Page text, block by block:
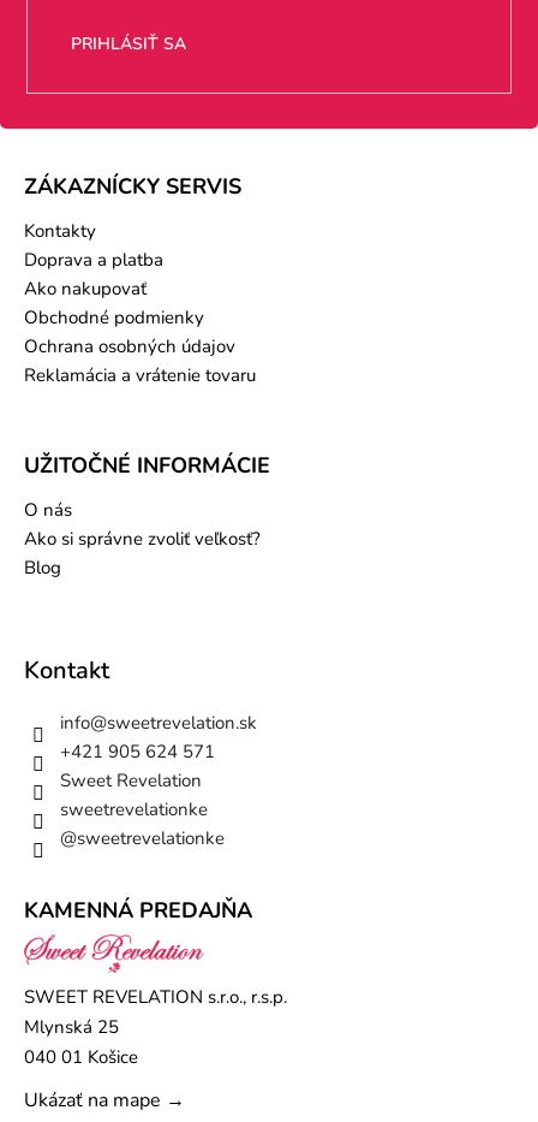
PRIHLÁSIŤ SA
ZÁKAZNÍCKY SERVIS
Kontakty
Doprava a platba
Ako nakupovať
Obchodné podmienky
Ochrana osobných údajov
Reklamácia a vrátenie tovaru
UŽITOČNÉ INFORMÁCIE
O nás
Ako si správne zvoliť veľkosť?
Blog
Kontakt
info@sweetrevelation.sk
+421 905 624 571
Sweet Revelation
sweetrevelationke
@sweetrevelationke
KAMENNÁ PREDAJŇA
SWEET REVELATION s.r.o., r.s.p.
Mlynská 25
040 01 Košice
Ukázať na mape →